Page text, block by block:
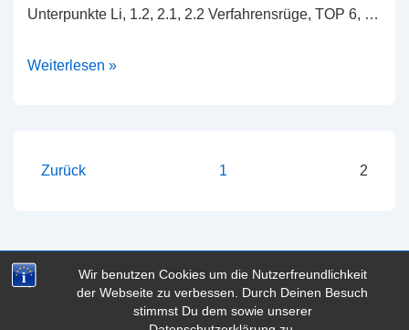
Wir benutzen Cookies um die Nutzerfreundlichkeit
der Webseite zu verbessen. Durch Deinen Besuch
stimmst Du dem sowie unserer
Unterpunkte Li, 1.2, 2.1, 2.2 Verfahrensrüge, TOP 6, …
Widerstreit
Dagobertshausen
Weiterlesen »
Seitennummerierung
Zurück 1 2
Copyright © 2026marblog - das Marburg Blog| Präsentiert
Responsive-Theme